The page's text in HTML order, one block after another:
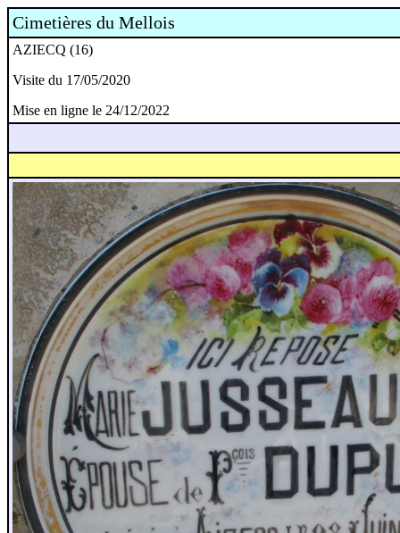
Cimetières du Mellois
AZIECQ (16)
Visite du 17/05/2020
Mise en ligne le 24/12/2022